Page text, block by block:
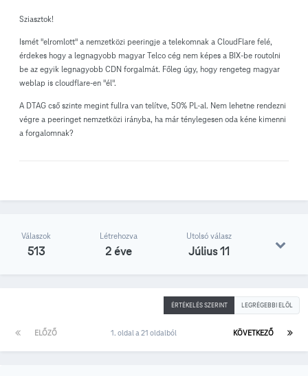
Sziasztok!
Ismét "elromlott" a nemzetközi peeringje a telekomnak a CloudFlare felé,
érdekes hogy a legnagyobb magyar Telco cég nem képes a BIX-be routolni
be az egyik legnagyobb CDN forgalmát. Főleg úgy, hogy rengeteg magyar
weblap is cloudflare-en "él".
A DTAG cső szinte megint fullra van telítve, 50% PL-al. Nem lehetne rendezni
végre a peeringet nemzetközi irányba, ha már ténylegesen oda kéne kimenni
a forgalomnak?
Válaszok
513
Létrehozva
2 éve
Utolsó válasz
Július 11
ÉRTÉKELÉS SZERINT LEGRÉGEBBI ELÖL
ELŐZŐ KÖVETKEZŐ
1. oldal a 21 oldalból